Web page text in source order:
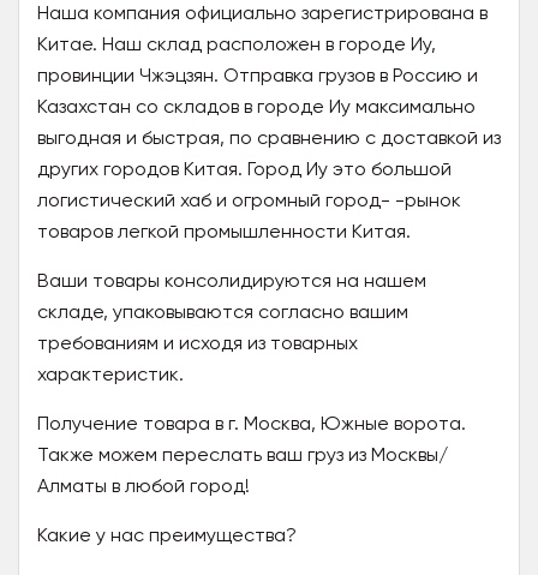
Наша компания официально зарегистрирована в
Китае. Наш склад расположен в городе Иу,
провинции Чжэцзян. Отправка грузов в Россию и
Казахстан со складов в городе Иу максимально
выгодная и быстрая, по сравнению с доставкой из
других городов Китая. Город Иу это большой
логистический хаб и огромный город- -рынок
товаров легкой промышленности Китая.
Ваши товары консолидируются на нашем
складе, упаковываются согласно вашим
требованиям и исходя из товарных
характеристик.
Получение товара в г. Москва, Южные ворота.
Также можем переслать ваш груз из Москвы/
Алматы в любой город!
Какие у нас преимущества?